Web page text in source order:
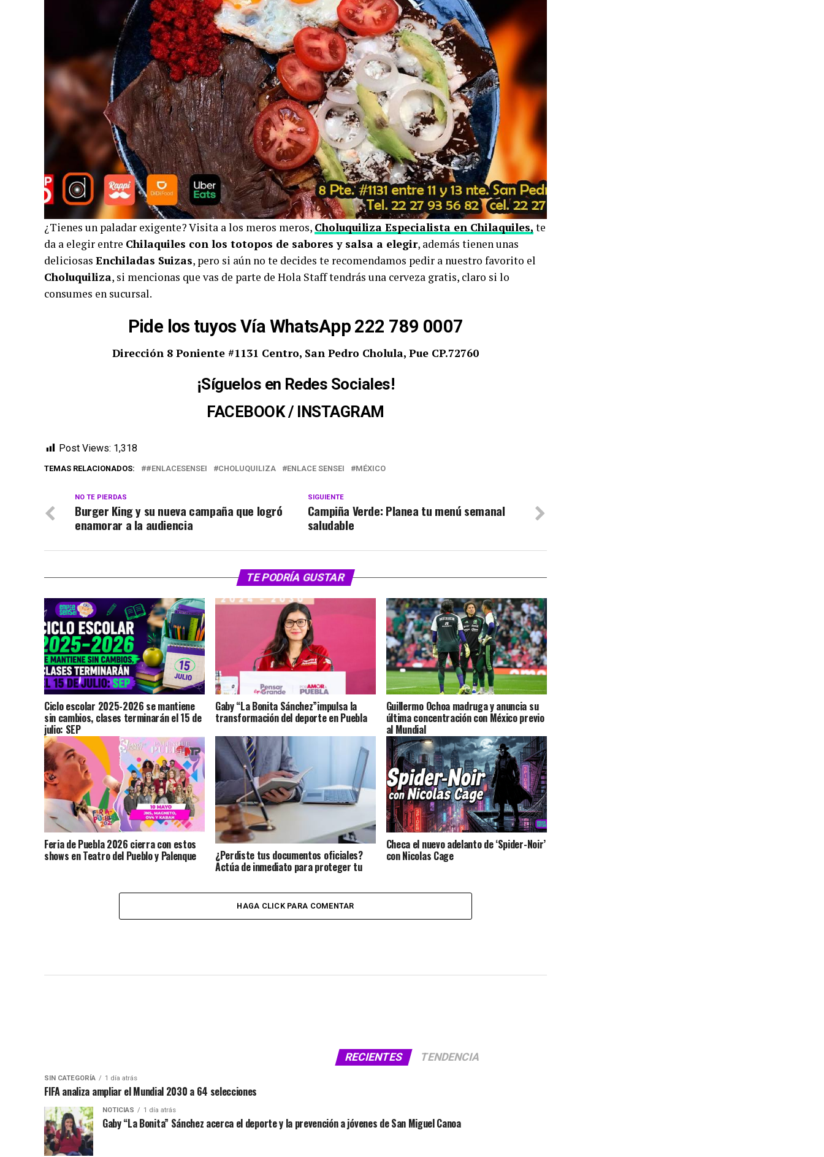
¿Tienes un paladar exigente? Visita a los meros meros, Choluquiliza Especialista en Chilaquiles, te
da a elegir entre Chilaquiles con los totopos de sabores y salsa a elegir, además tienen unas
deliciosas Enchiladas Suizas, pero si aún no te decides te recomendamos pedir a nuestro favorito el
Choluquiliza, si mencionas que vas de parte de Hola Staff tendrás una cerveza gratis, claro si lo
consumes en sucursal.
Pide los tuyos Vía WhatsApp 222 789 0007
Dirección 8 Poniente #1131 Centro, San Pedro Cholula, Pue CP.72760
¡Síguelos en Redes Sociales!
FACEBOOK/ INSTAGRAM
Post Views: 1,318
TEMAS RELACIONADOS: #ENLACESENSEI CHOLUQUILIZA ENLACE SENSEI MÉXICO
SIGUIENTE
Campiña Verde: Planea tu menú semanal
saludable
NO TE PIERDAS
Burger King y su nueva campaña que logró
enamorar a la audiencia
TE PODRÍA GUSTAR
Ciclo escolar 2025-2026 se mantiene
sin cambios, clases terminarán el 15 de
julio: SEP
Gaby “La Bonita Sánchez”impulsa la
transformación del deporte en Puebla
Guillermo Ochoa madruga y anuncia su
última concentración con México previo
al Mundial
Feria de Puebla 2026 cierra con estos
shows en Teatro del Pueblo y Palenque ¿Perdiste tus documentos oficiales?
Actúa de inmediato para proteger tu
Checa el nuevo adelanto de ‘Spider-Noir’
con Nicolas Cage
HAGA CLICK PARA COMENTAR
RECIENTES TENDENCIA
SIN CATEGORÍA 1 día atrás
FIFA analiza ampliar el Mundial 2030 a 64 selecciones
NOTICIAS 1 día atrás
Gaby “La Bonita” Sánchez acerca el deporte y la prevención a jóvenes de San Miguel Canoa